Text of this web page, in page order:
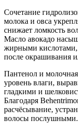
Сочетание
молока и овса
снижает ломкость
Масло авокадо
жирными кислотами,
после окрашивания
Пантенол и
уровень влаги,
гладкими и
Благодаря
расчёсывание,
волосы послушными.